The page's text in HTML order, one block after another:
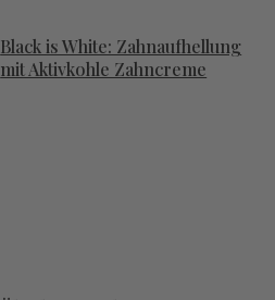
Black is White: Zahnaufhellung
mit Aktivkohle Zahncreme